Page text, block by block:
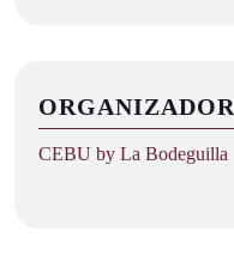
ORGANIZADOR
CEBU by La Bodeguilla